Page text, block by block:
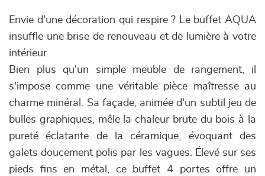
Envie d'une décoration qui respire ? Le buffet AQUA
insuffle une brise de renouveau et de lumière à votre
intérieur.
Bien plus qu'un simple meuble de rangement, il
s'impose comme une véritable pièce maîtresse au
charme minéral. Sa façade, animée d'un subtil jeu de
bulles graphiques, mêle la chaleur brute du bois à la
pureté éclatante de la céramique, évoquant des
galets doucement polis par les vagues. Élevé sur ses
pieds fins en métal, ce buffet 4 portes offre un